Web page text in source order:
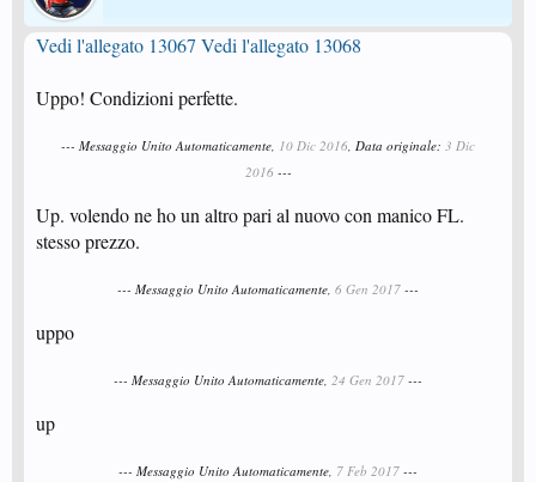
Vedi l'allegato 13067 Vedi l'allegato 13068
Uppo! Condizioni perfette.
--- Messaggio Unito Automaticamente, 10 Dic 2016, Data originale: 3 Dic
2016 ---
Up. volendo ne ho un altro pari al nuovo con manico FL.
stesso prezzo.
--- Messaggio Unito Automaticamente, 6 Gen 2017 ---
uppo
--- Messaggio Unito Automaticamente, 24 Gen 2017 ---
up
--- Messaggio Unito Automaticamente, 7 Feb 2017 ---